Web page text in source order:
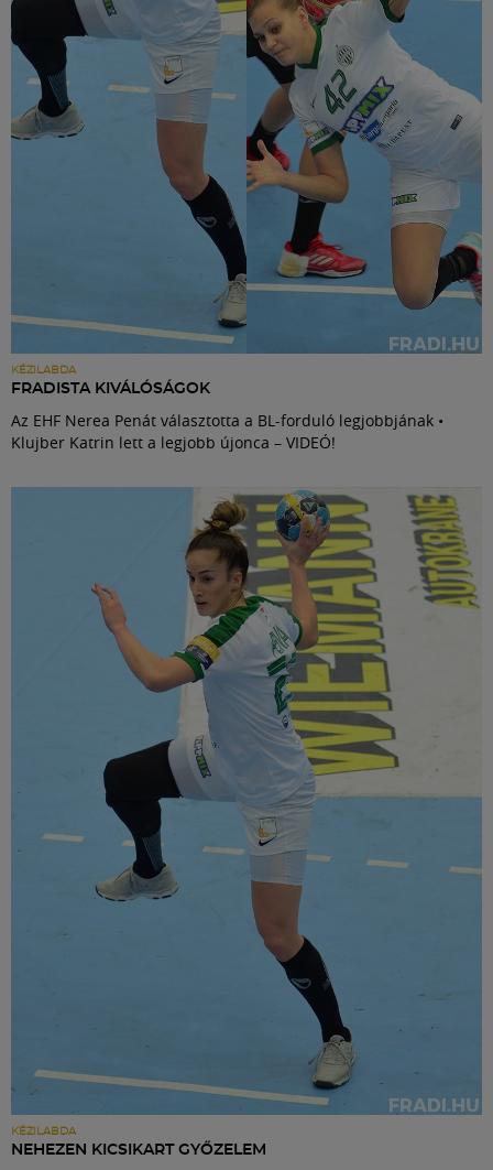
KÉZILABDA
FRADISTA KIVÁLÓSÁGOK
Az EHF Nerea Penát választotta a BL-forduló legjobbjának •
Klujber Katrin lett a legjobb újonca – VIDEÓ!
KÉZILABDA
NEHEZEN KICSIKART GYŐZELEM
Labdarúgás
Szakosztályok
Meccscenter
Szolgáltatások
Shop
Közösség
Múzeum